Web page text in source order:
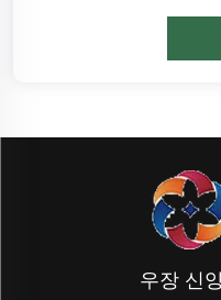
우장 신